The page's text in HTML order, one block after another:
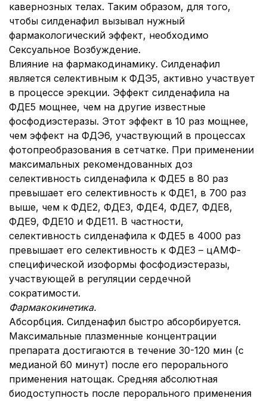
кавернозных телах. Таким образом, для того,
чтобы силденафил вызывал нужный
фармакологический эффект, необходимо
Сексуальное Возбуждение.
Влияние на фармакодинамику. Силденафил
является селективным к ФДЭ5, активно участвует
в процессе эрекции. Эффект силденафила на
ФДЕ5 мощнее, чем на другие известные
фосфодиэстеразы. Этот эффект в 10 раз мощнее,
чем эффект на ФДЭ6, участвующий в процессах
фотопреобразования в сетчатке. При применении
максимальных рекомендованных доз
селективность силденафила к ФДЕ5 в 80 раз
превышает его селективность к ФДЕ1, в 700 раз
выше, чем к ФДЕ2, ФДЕ3, ФДЕ4, ФДЕ7, ФДЕ8,
ФДЕ9, ФДЕ10 и ФДЕ11. В частности,
селективность силденафила к ФДЕ5 в 4000 раз
превышает его селективность к ФДЕ3 – цАМФ-
специфической изоформы фосфодиэстеразы,
участвующей в регуляции сердечной
сократимости.
Фармакокинетика.
Абсорбция. Силденафил быстро абсорбируется.
Максимальные плазменные концентрации
препарата достигаются в течение 30-120 мин (с
медианой 60 минут) после его перорального
применения натощак. Средняя абсолютная
биодоступность после перорального применения